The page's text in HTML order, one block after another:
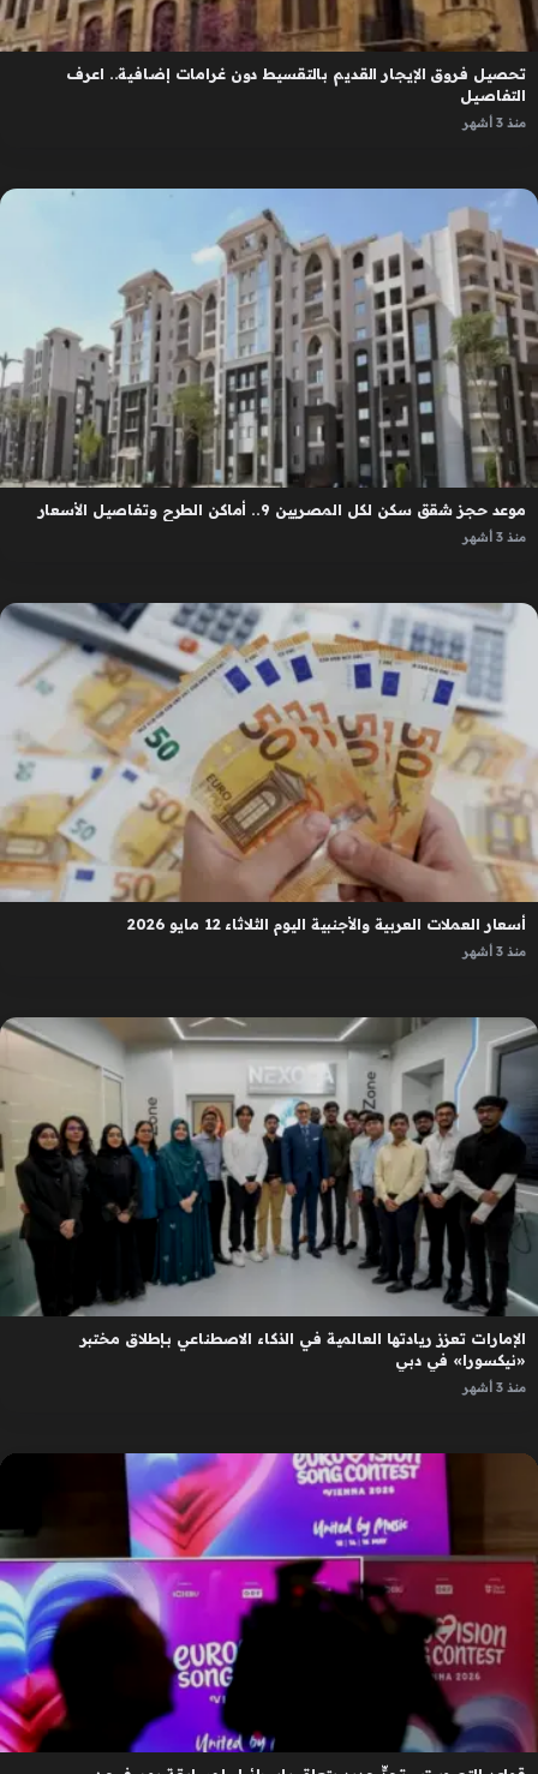
تحصيل فروق الإيجار القديم بالتقسيط دون غرامات إضافية.. اعرف
التفاصيل
منذ 3 أشهر
موعد حجز شقق سكن لكل المصريين 9.. أماكن الطرح وتفاصيل الأسعار
منذ 3 أشهر
أسعار العملات العربية والأجنبية اليوم الثلاثاء 12 مايو 2026
منذ 3 أشهر
الإمارات تعزز ريادتها العالمية في الذكاء الاصطناعي بإطلاق مختبر
«نيكسورا» في دبي
منذ 3 أشهر